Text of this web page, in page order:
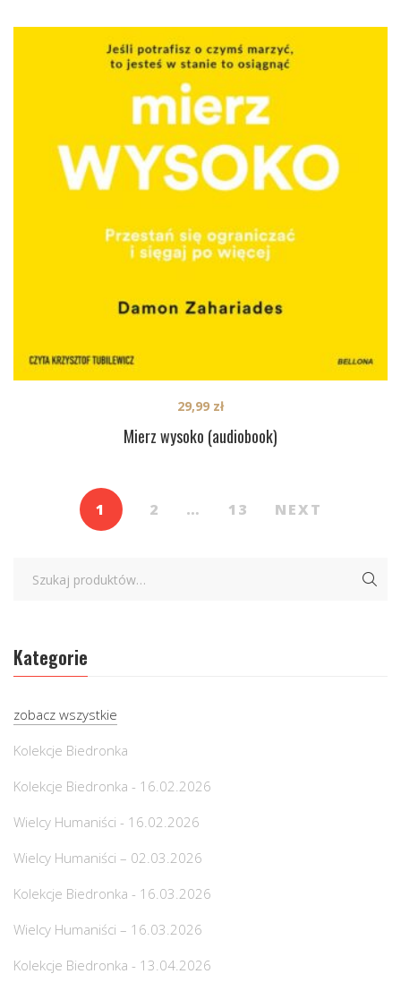
Mierz wysoko (audiobook)
29,99 zł
1 2 … 13 NEXT
Kategorie
zobacz wszystkie
Kolekcje Biedronka
Kolekcje Biedronka - 16.02.2026
Wielcy Humaniści - 16.02.2026
Wielcy Humaniści – 02.03.2026
Kolekcje Biedronka - 16.03.2026
Wielcy Humaniści – 16.03.2026
Kolekcje Biedronka - 13.04.2026